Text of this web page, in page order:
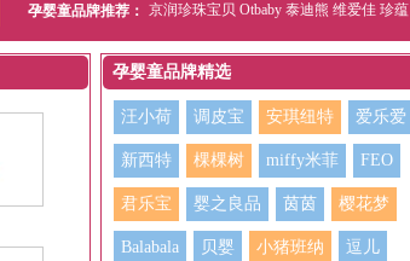
孕婴童品牌推荐： 京润珍珠宝贝 Otbaby 泰迪熊 维爱佳 珍蕴
孕婴童品牌精选
汪小荷 调皮宝 安琪纽特 爱乐爱
新西特 棵棵树 miffy米菲 FEO
君乐宝 婴之良品 茵茵 樱花梦
Balabala 贝婴 小猪班纳 逗儿